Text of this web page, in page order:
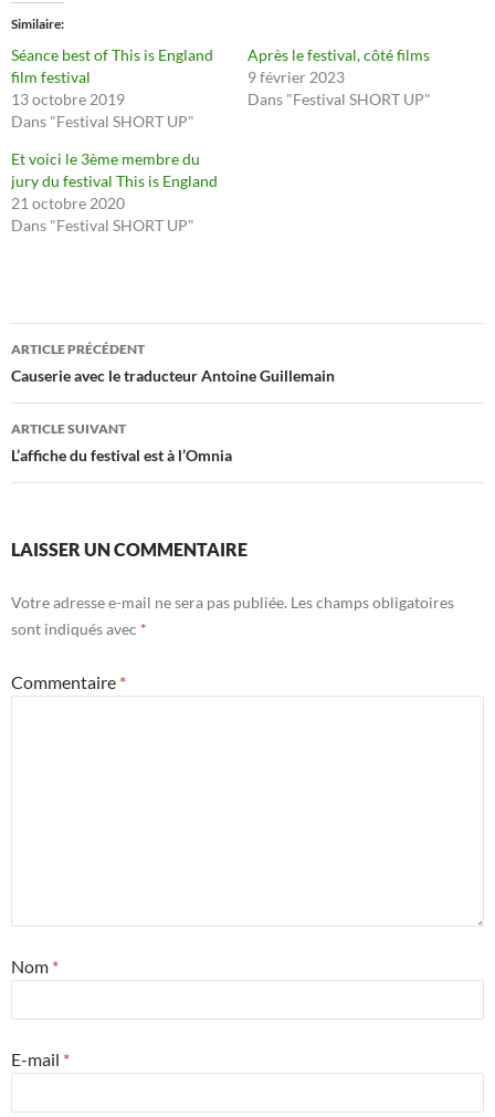
Similaire
Séance best of This is England
film festival
13 octobre 2019
Dans "Festival SHORT UP"
Après le festival, côté films
9 février 2023
Dans "Festival SHORT UP"
Et voici le 3ème membre du
jury du festival This is England
21 octobre 2020
Dans "Festival SHORT UP"
Navigation
des
articles
ARTICLE PRÉCÉDENT
Causerie avec le traducteur Antoine Guillemain
ARTICLE SUIVANT
L’affiche du festival est à l’Omnia
LAISSER UN COMMENTAIRE
Votre adresse e-mail ne sera pas publiée. Les champs obligatoires
sont indiqués avec *
Commentaire *
Nom *
E-mail *